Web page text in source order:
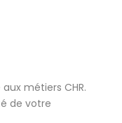
métiers CHR.
de votre